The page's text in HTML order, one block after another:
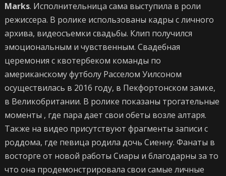
Marks. Исполнительница сама выступила в роли
режиссера. В ролике использованы кадры с личного
архива, видеосъемки свадьбы. Клип получился
эмоциональным и чувственным. Свадебная
церемония с квотербеком команды по
американскому футболу Расселом Уилсоном
осуществилась в 2016 году, в Пекфортонском замке,
в Великобритании. В ролике показаны трогательные
моменты , где пара дает свои обеты возле алтаря.
Также на видео присутствуют фрагменты записи с
роддома, где певица родила дочь Сиенну. Фанаты в
восторге от новой работы Сиары и благодарны за то
что она продемонстрировала свои самые личные